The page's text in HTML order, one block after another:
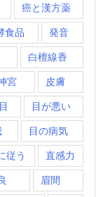
癌と漢方薬
食品 発音
白檀線香
宮 皮膚
目 目が悪い
目の病気
従う 直感力
眉間